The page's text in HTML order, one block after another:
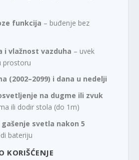
funkcija – buđenje bez
i vlažnost vazduha – uvek
prostoru
(2002–2099) i dana u nedelji
na dugme ili zvuk
ili dodir stola (do 1m)
svetla nakon 5
bateriju
KORIŠĆENJE